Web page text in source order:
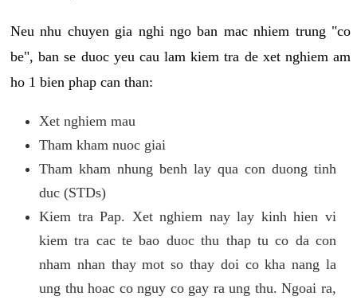
Neu nhu chuyen gia nghi ngo ban mac nhiem trung "co
be", ban se duoc yeu cau lam kiem tra de xet nghiem am
ho 1 bien phap can than:
Xet nghiem mau
Tham kham nuoc giai
Tham kham nhung benh lay qua con duong tinh
duc (STDs)
Kiem tra Pap. Xet nghiem nay lay kinh hien vi
kiem tra cac te bao duoc thu thap tu co da con
nham nhan thay mot so thay doi co kha nang la
ung thu hoac co nguy co gay ra ung thu. Ngoai ra,